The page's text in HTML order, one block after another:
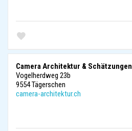
Camera Architektur & Schätzungen
Vogelherdweg 23b
9554 Tägerschen
camera-architektur.ch